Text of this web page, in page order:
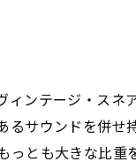
ンテージ・スネ
るサウンドを併せ
っとも大きな比重